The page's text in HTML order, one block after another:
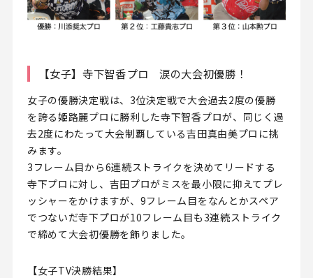
【女子】寺下智香プロ 涙の大会初優勝！
女子の優勝決定戦は、3位決定戦で大会過去2度の優勝
を誇る姫路麗プロに勝利した寺下智香プロが、同じく過
去2度にわたって大会制覇している吉田真由美プロに挑
みます。
3フレーム目から6連続ストライクを決めてリードする
寺下プロに対し、吉田プロがミスを最小限に抑えてプレ
ッシャーをかけますが、9フレーム目をなんとかスペア
でつないだ寺下プロが10フレーム目も3連続ストライク
で締めて大会初優勝を飾りました。
【女子TV決勝結果】